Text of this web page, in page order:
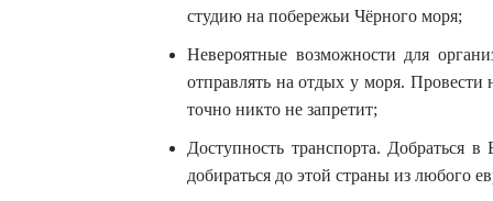
студию на побережьи Чёрного моря;
Невероятные возможности для
отправлять на отдых у моря. Провести
точно никто не запретит;
Доступность транспорта. Добраться
добираться до этой страны из любого